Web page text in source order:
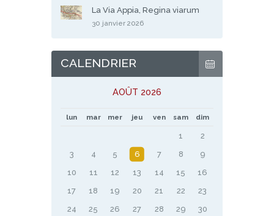
La Via Appia, Regina viarum
30 janvier 2026
CALENDRIER
AOÛT 2026
lun mar mer jeu ven sam dim
1
2
3
4 5 6 7 8
9
10
11 12 13 14 15
16
17
18 19 20 21 22
23
24
25 26 27 28 29
30